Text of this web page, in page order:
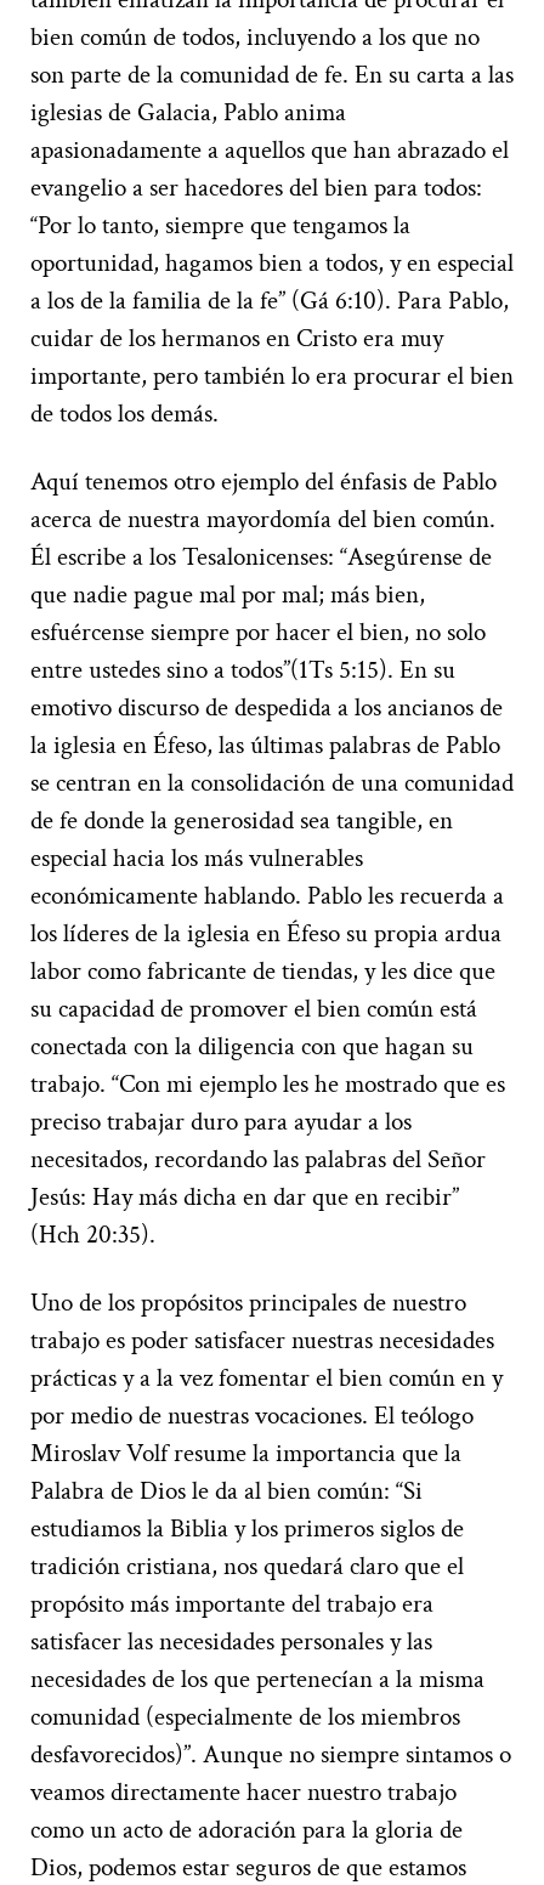
bien común de todos, incluyendo a los que no
son parte de la comunidad de fe. En su carta a las
iglesias de Galacia, Pablo anima
apasionadamente a aquellos que han abrazado el
evangelio a ser hacedores del bien para todos:
“Por lo tanto, siempre que tengamos la
oportunidad, hagamos bien a todos, y en especial
a los de la familia de la fe” (Gá 6:10). Para Pablo,
cuidar de los hermanos en Cristo era muy
importante, pero también lo era procurar el bien
de todos los demás.
Aquí tenemos otro ejemplo del énfasis de Pablo
acerca de nuestra mayordomía del bien común.
Él escribe a los Tesalonicenses: “Asegúrense de
que nadie pague mal por mal; más bien,
esfuércense siempre por hacer el bien, no solo
entre ustedes sino a todos”(1Ts 5:15). En su
emotivo discurso de despedida a los ancianos de
la iglesia en Éfeso, las últimas palabras de Pablo
se centran en la consolidación de una comunidad
de fe donde la generosidad sea tangible, en
especial hacia los más vulnerables
económicamente hablando. Pablo les recuerda a
los líderes de la iglesia en Éfeso su propia ardua
labor como fabricante de tiendas, y les dice que
su capacidad de promover el bien común está
conectada con la diligencia con que hagan su
trabajo. “Con mi ejemplo les he mostrado que es
preciso trabajar duro para ayudar a los
necesitados, recordando las palabras del Señor
Jesús: Hay más dicha en dar que en recibir”
(Hch 20:35).
Uno de los propósitos principales de nuestro
trabajo es poder satisfacer nuestras necesidades
prácticas y a la vez fomentar el bien común en y
por medio de nuestras vocaciones. El teólogo
Miroslav Volf resume la importancia que la
Palabra de Dios le da al bien común: “Si
estudiamos la Biblia y los primeros siglos de
tradición cristiana, nos quedará claro que el
propósito más importante del trabajo era
satisfacer las necesidades personales y las
necesidades de los que pertenecían a la misma
comunidad (especialmente de los miembros
desfavorecidos)”. Aunque no siempre sintamos o
veamos directamente hacer nuestro trabajo
como un acto de adoración para la gloria de
Dios, podemos estar seguros de que estamos